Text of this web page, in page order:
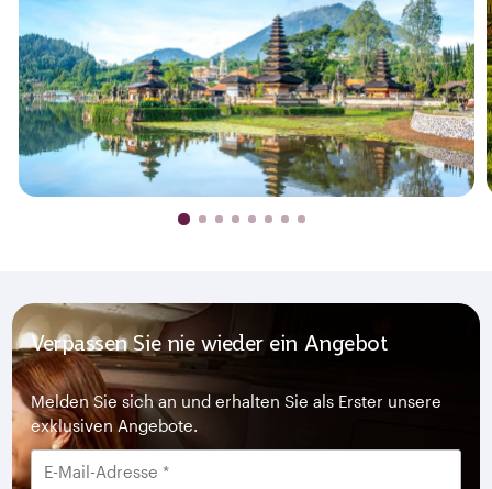
Verpassen Sie nie wieder ein Angebot
Melden Sie sich an und erhalten Sie als Erster unsere
exklusiven Angebote.